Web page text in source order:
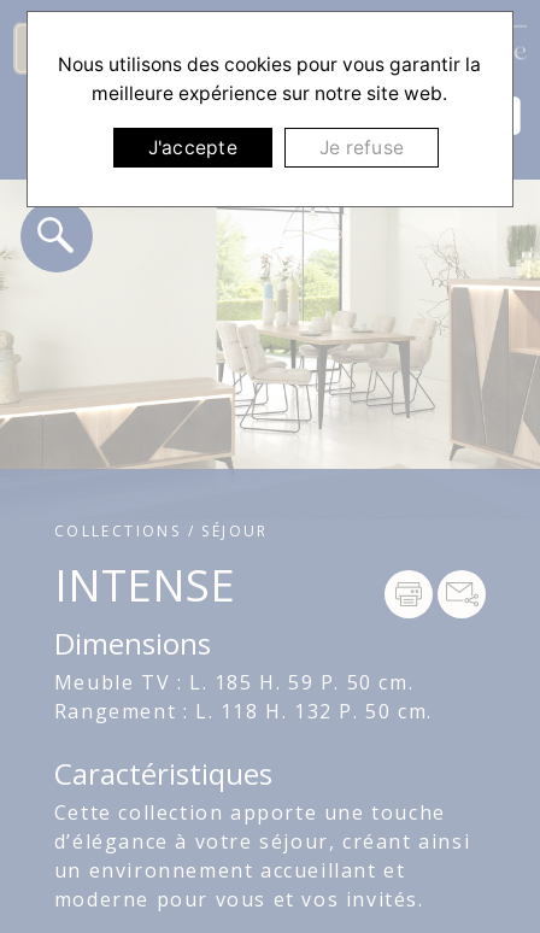
☰
COLLECTIONS / SÉJOUR
INTENSE
Dimensions
Meuble TV : L. 185 H. 59 P. 50 cm.
Rangement : L. 118 H. 132 P. 50 cm.
Caractéristiques
Cette collection apporte une touche
d’élégance à votre séjour, créant ainsi
un environnement accueillant et
moderne pour vous et vos invités.
Nous utilisons des cookies pour vous garantir la
meilleure expérience sur notre site web.
J'accepte Je refuse